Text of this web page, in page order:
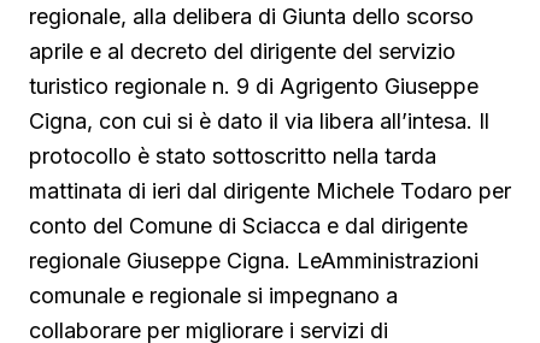
regionale, alla delibera di Giunta dello scorso
aprile e al decreto del dirigente del servizio
turistico regionale n. 9 di Agrigento Giuseppe
Cigna, con cui si è dato il via libera all’intesa. Il
protocollo è stato sottoscritto nella tarda
mattinata di ieri dal dirigente Michele Todaro per
conto del Comune di Sciacca e dal dirigente
regionale Giuseppe Cigna. LeAmministrazioni
comunale e regionale si impegnano a
collaborare per migliorare i servizi di